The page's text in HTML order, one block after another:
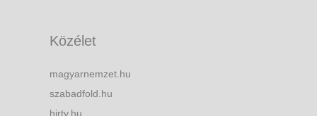
Közélet
magyarnemzet.hu
szabadfold.hu
hirtv.hu